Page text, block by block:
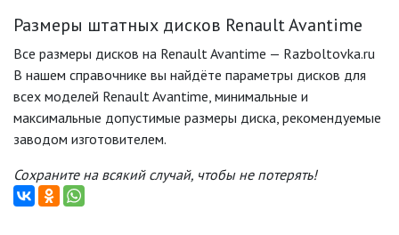
Размеры штатных дисков Renault Avantime
Все размеры дисков на Renault Avantime — Razboltovka.ru
В нашем справочнике вы найдёте параметры дисков для
всех моделей Renault Avantime, минимальные и
максимальные допустимые размеры диска, рекомендуемые
заводом изготовителем.
Сохраните на всякий случай, чтобы не потерять!